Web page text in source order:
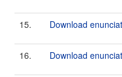
15. Download
16. Download